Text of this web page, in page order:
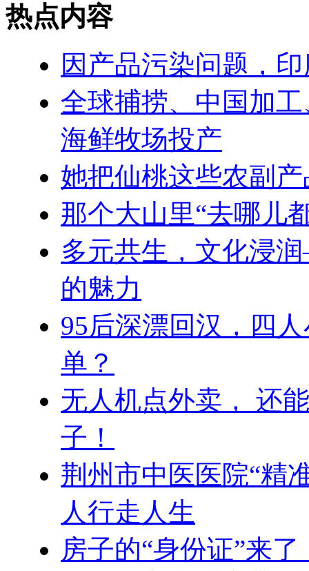
热点内容
因产品污染问题，
全球捕捞、中国加
海鲜牧场投产
她把仙桃这些农副
那个大山里“去哪儿
多元共生，文化浸
的魅力
95后深漂回汉，四
单？
无人机点外卖， 还
子！
荆州市中医医院“精
人行走人生
房子的“身份证”来